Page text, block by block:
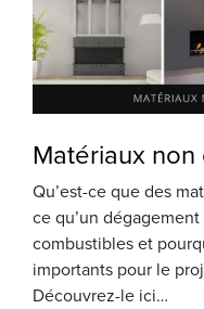
Matériaux non
Qu’est-ce que des
ce qu’un
combustibles et
importants pour le
Découvrez-le ici…